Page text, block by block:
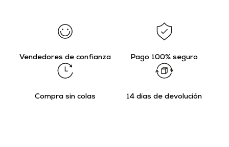
Vendedores de confianza Pago 100% seguro
Compra sin colas 14 días de devolución